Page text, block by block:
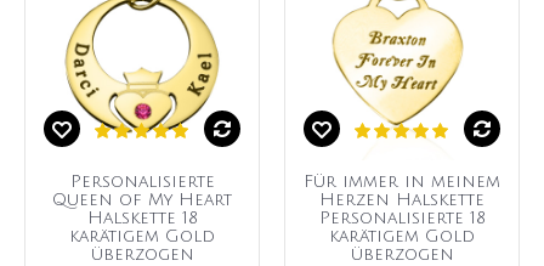
Personalisierte
Queen of My Heart
Halskette 18
karätigem Gold
überzogen
Für immer in meinem
Herzen Halskette
Personalisierte 18
karätigem Gold
überzogen